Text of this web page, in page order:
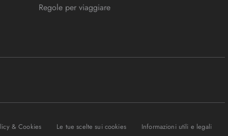
Regole per viaggiare
& Cookies Le tue scelte sui cookies Informazioni utili e legali